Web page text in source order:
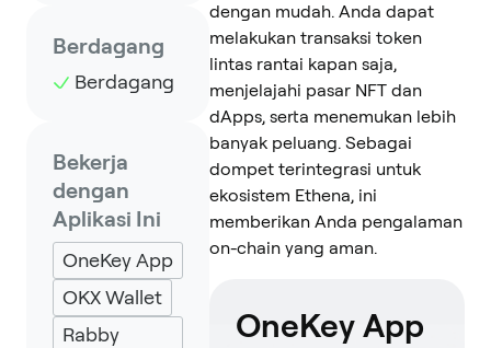
Berdagang
Berdagang
Bekerja
dengan
Aplikasi Ini
OneKey App
OKX Wallet
Rabby
dengan mudah. Anda dapat
melakukan transaksi token
lintas rantai kapan saja,
menjelajahi pasar NFT dan
dApps, serta menemukan lebih
banyak peluang. Sebagai
dompet terintegrasi untuk
ekosistem Ethena, ini
memberikan Anda pengalaman
on-chain yang aman.
OneKey App